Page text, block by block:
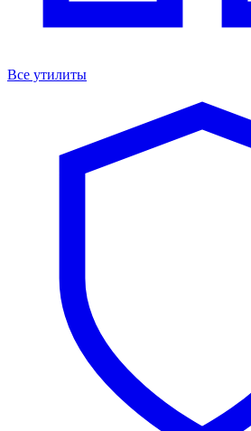
Все утилиты